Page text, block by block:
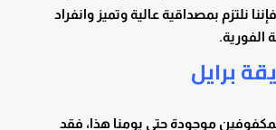
نلتزم بمصداقية عالية وتميز وانفراد
الفورية.
برايل
موجودة حتى يومنا هذا، فقد